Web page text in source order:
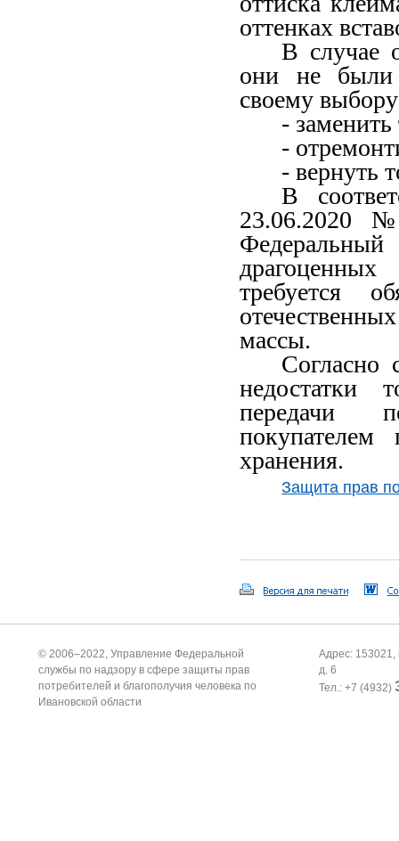
оттенках
В случае
они не были
своему
- заменить
-
- вернуть
В
23.06.2020
требуется
массы.
Согласно
недостатки
передачи
хранения.
Защита прав
© 2006–2022, Управление Федеральной
службы по надзору в сфере защиты прав
потребителей и благополучия человека по
Ивановской области
Адрес: 153021,
д. 6
Тел.: +7 (4932)